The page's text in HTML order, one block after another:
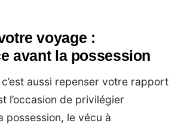
voyage :
avant la possession
c’est aussi repenser votre rapport
l’occasion de privilégier
possession, le vécu à